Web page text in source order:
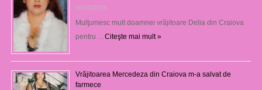
06/08/2026
Mulţumesc mult doamnei vrăjitoare Delia din Craiova
pentru …Citeşte mai mult »
Vrăjitoarea Mercedeza din Craiova m-a salvat de
farmece